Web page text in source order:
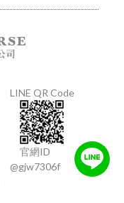
LINE QR Code
官網ID
@gjw7306f